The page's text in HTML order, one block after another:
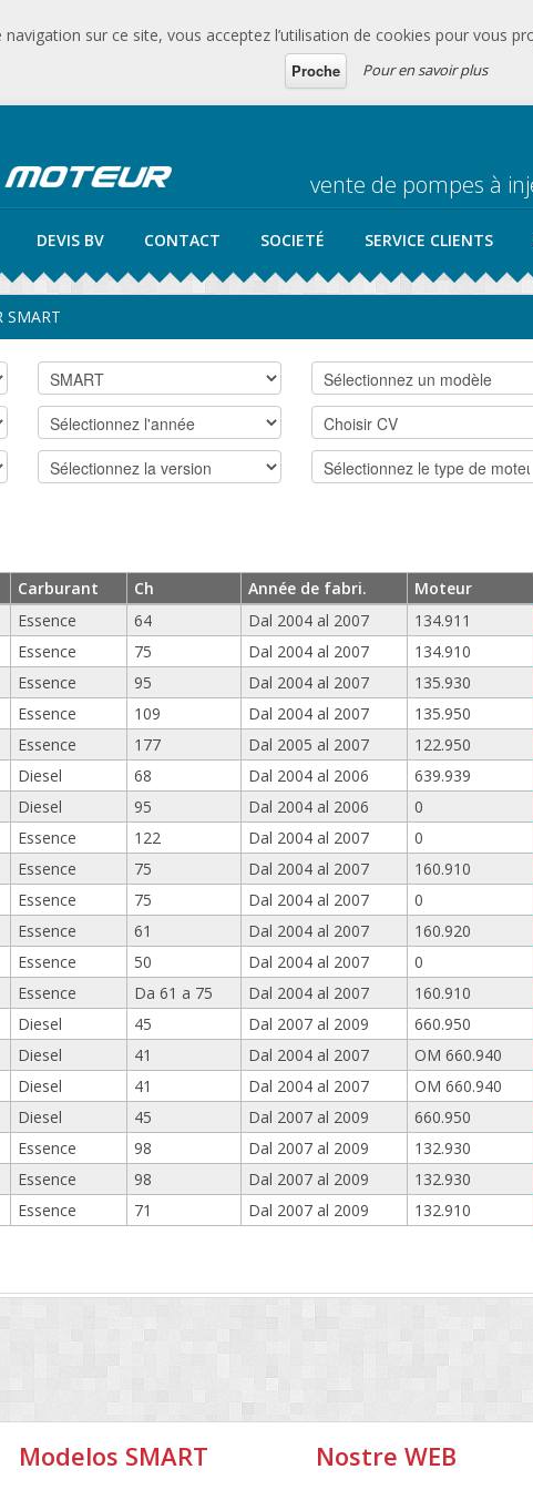
sur ce site, vous acceptez l’utilisation de cookies pour vous
Proche
Pour en savoir plus
vente de pompes à
DEVIS BV CONTACT SOCIETÉ SERVICE CLIENTS
SMART
Carburant Ch Année de fabri. Moteur
Essence 64 Dal 2004 al 2007 134.911
Essence 75 Dal 2004 al 2007 134.910
Essence 95 Dal 2004 al 2007 135.930
Essence 109 Dal 2004 al 2007 135.950
Essence 177 Dal 2005 al 2007 122.950
Diesel 68 Dal 2004 al 2006 639.939
Diesel 95 Dal 2004 al 2006 0
Essence 122 Dal 2004 al 2007 0
Essence 75 Dal 2004 al 2007 160.910
Essence 75 Dal 2004 al 2007 0
Essence 61 Dal 2004 al 2007 160.920
Essence 50 Dal 2004 al 2007 0
Essence Da 61 a 75 Dal 2004 al 2007 160.910
Diesel 45 Dal 2007 al 2009 660.950
Diesel 41 Dal 2004 al 2007 OM 660.940
Diesel 41 Dal 2004 al 2007 OM 660.940
Diesel 45 Dal 2007 al 2009 660.950
Essence 98 Dal 2007 al 2009 132.930
Essence 98 Dal 2007 al 2009 132.930
Essence 71 Dal 2007 al 2009 132.910
Modelos SMART Nostre WEB